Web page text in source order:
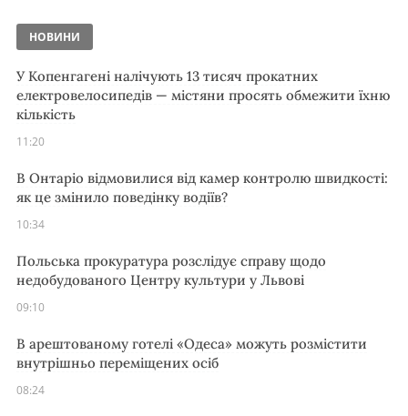
НОВИНИ
У Копенгагені налічують 13 тисяч прокатних
електровелосипедів — містяни просять обмежити їхню
кількість
11:20
В Онтаріо відмовилися від камер контролю швидкості:
як це змінило поведінку водіїв?
10:34
Польська прокуратура розслідує справу щодо
недобудованого Центру культури у Львові
09:10
В арештованому готелі «Одеса» можуть розмістити
внутрішньо переміщених осіб
08:24